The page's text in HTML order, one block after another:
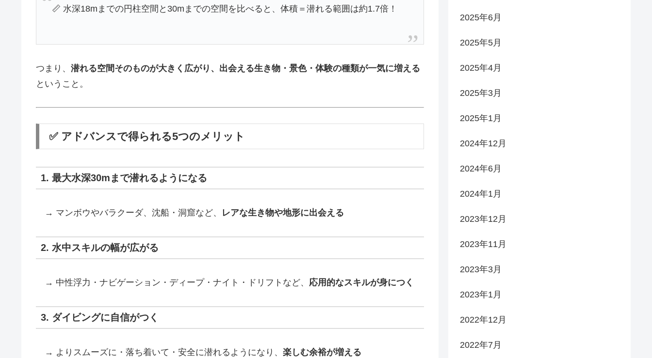
📏 水深18mまでの円柱空間と30mまでの空間を比べると、体積＝潜れる範囲は約1.7倍！
つまり、 潜れる空間そのものが大きく広がり、出会える生き物・景色・体験の種類が一気に増える
ということ。
✅ アドバンスで得られる5つのメリット
1. 最大水深30mまで潜れるようになる
→ マンボウやバラクーダ、沈船・洞窟など、 レアな生き物や地形に出会える
2. 水中スキルの幅が広がる
→ 中性浮力・ナビゲーション・ディープ・ナイト・ドリフトなど、 応用的なスキルが身につく
3. ダイビングに自信がつく
→ よりスムーズに・落ち着いて・安全に潜れるようになり、 楽しむ余裕が増える
2025年6月
2025年5月
2025年4月
2025年3月
2025年1月
2024年12月
2024年6月
2024年1月
2023年12月
2023年11月
2023年3月
2023年1月
2022年12月
2022年7月